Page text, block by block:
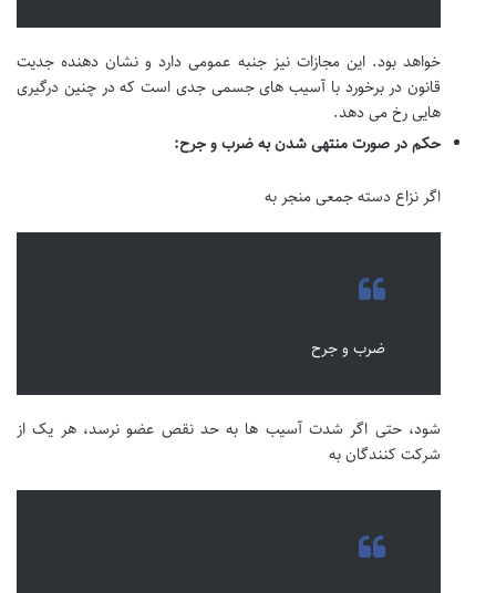
خواهد بود. این مجازات نیز جنبه عمومی دارد و نشان دهنده جدیت
قانون در برخورد با آسیب های جسمی جدی است که در چنین درگیری
هایی رخ می دهد.
حکم در صورت منتهی شدن به ضرب و جرح:
اگر نزاع دسته جمعی منجر به
ضرب و جرح
شود، حتی اگر شدت آسیب ها به حد نقص عضو نرسد، هر یک از
شرکت کنندگان به